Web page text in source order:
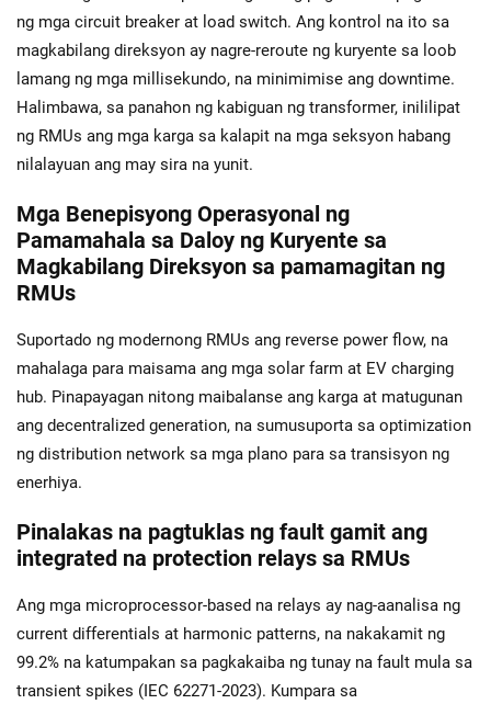
ng mga circuit breaker at load switch. Ang kontrol na ito sa
magkabilang direksyon ay nagre-reroute ng kuryente sa loob
lamang ng mga millisekundo, na minimimise ang downtime.
Halimbawa, sa panahon ng kabiguan ng transformer, inililipat
ng RMUs ang mga karga sa kalapit na mga seksyon habang
nilalayuan ang may sira na yunit.
Mga Benepisyong Operasyonal ng
Pamamahala sa Daloy ng Kuryente sa
Magkabilang Direksyon sa pamamagitan ng
RMUs
Suportado ng modernong RMUs ang reverse power flow, na
mahalaga para maisama ang mga solar farm at EV charging
hub. Pinapayagan nitong maibalanse ang karga at matugunan
ang decentralized generation, na sumusuporta sa optimization
ng distribution network sa mga plano para sa transisyon ng
enerhiya.
Pinalakas na pagtuklas ng fault gamit ang
integrated na protection relays sa RMUs
Ang mga microprocessor-based na relays ay nag-aanalisa ng
current differentials at harmonic patterns, na nakakamit ng
99.2% na katumpakan sa pagkakaiba ng tunay na fault mula sa
transient spikes (IEC 62271-2023). Kumpara sa